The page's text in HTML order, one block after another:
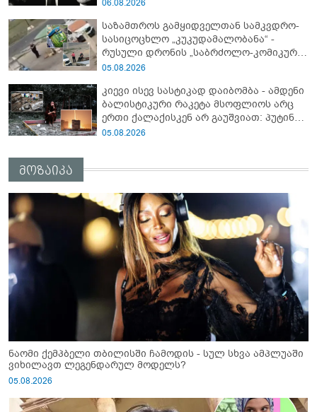
06.08.2026
საზამთროს გამყიდველთან სამკვდრო-
სასიცოცხლო „კუკუდამალობანა“ -
რუსული დრონის „საბრძოლო-კომიკური“
ვიდეო
05.08.2026
კიევი ისევ სასტიკად დაიბომბა - ამდენი
ბალისტიკური რაკეტა მსოფლიოს არც
ერთი ქალაქისკენ არ გაუშვიათ: პუტინის
ახალი ანტირეკორდი
05.08.2026
მოზაიკა
ნაომი ქემპბელი თბილისში ჩამოდის - სულ სხვა ამპლუაში
ვიხილავთ ლეგენდარულ მოდელს?
05.08.2026